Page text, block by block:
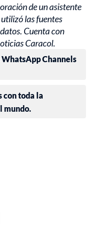
de un asistente
las fuentes
Cuenta con
Caracol.
Channels
con toda la
mundo.